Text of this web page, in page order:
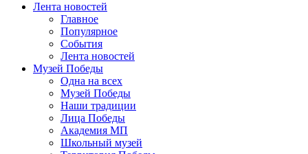
Лента новостей
Главное
Популярное
События
Лента новостей
Музей Победы
Одна на всех
Музей Победы
Наши традиции
Лица Победы
Академия МП
Школьный музей